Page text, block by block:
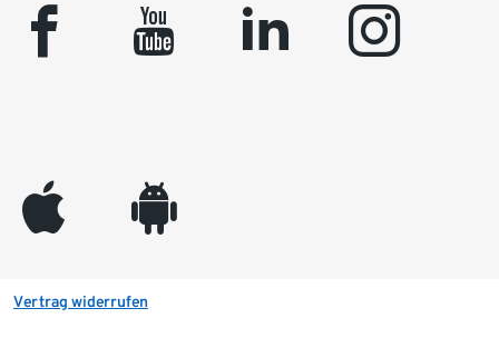
facebook youtube linkedin instagram
appleinc android
Vertrag widerrufen